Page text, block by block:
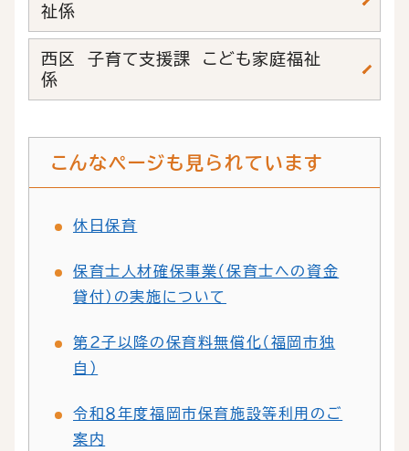
祉係
西区 子育て支援課 こども家庭福祉
係
こんなページも見られています
休日保育
保育士人材確保事業（保育士への資金
貸付）の実施について
第2子以降の保育料無償化（福岡市独
自）
令和８年度福岡市保育施設等利用のご
案内